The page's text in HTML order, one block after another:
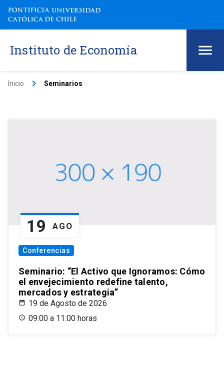
Instituto de Economía
Inicio keyboard_arrow_right Seminarios
19 AGO
Conferencias
Seminario: “El Activo que Ignoramos: Cómo
el envejecimiento redefine talento,
mercados y estrategia”
19 de Agosto de 2026
09:00 a 11:00 horas